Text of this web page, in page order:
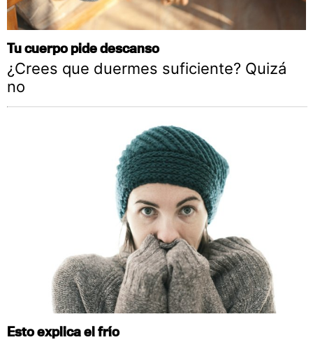
Tu cuerpo pide descanso
¿Crees que duermes suficiente? Quizá
no
Esto explica el frío